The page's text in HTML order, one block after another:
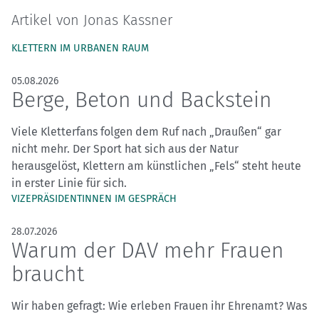
Artikel von Jonas Kassner
KLETTERN IM URBANEN RAUM
05.08.2026
Berge, Beton und Backstein
Viele Kletterfans folgen dem Ruf nach „Draußen“ gar
nicht mehr. Der Sport hat sich aus der Natur
herausgelöst, Klettern am künstlichen „Fels“ steht heute
in erster Linie für sich.
VIZEPRÄSIDENTINNEN IM GESPRÄCH
28.07.2026
Warum der DAV mehr Frauen
braucht
Wir haben gefragt: Wie erleben Frauen ihr Ehrenamt? Was